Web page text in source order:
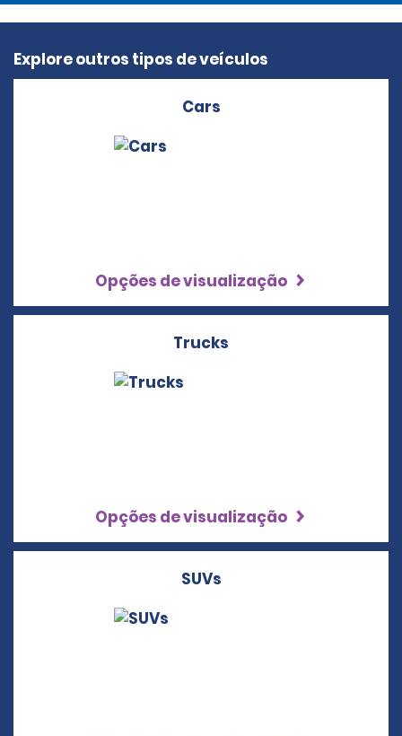
Explore outros tipos de veículos
Cars
Opções de visualização
Trucks
Opções de visualização
SUVs